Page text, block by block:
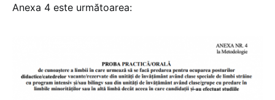
Anexa 4 este următoarea: